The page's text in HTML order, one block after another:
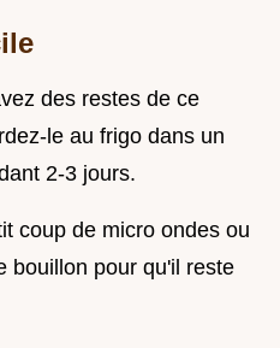
des restes de ce
le au frigo dans un
2-3 jours.
coup de micro ondes ou
bouillon pour qu'il reste